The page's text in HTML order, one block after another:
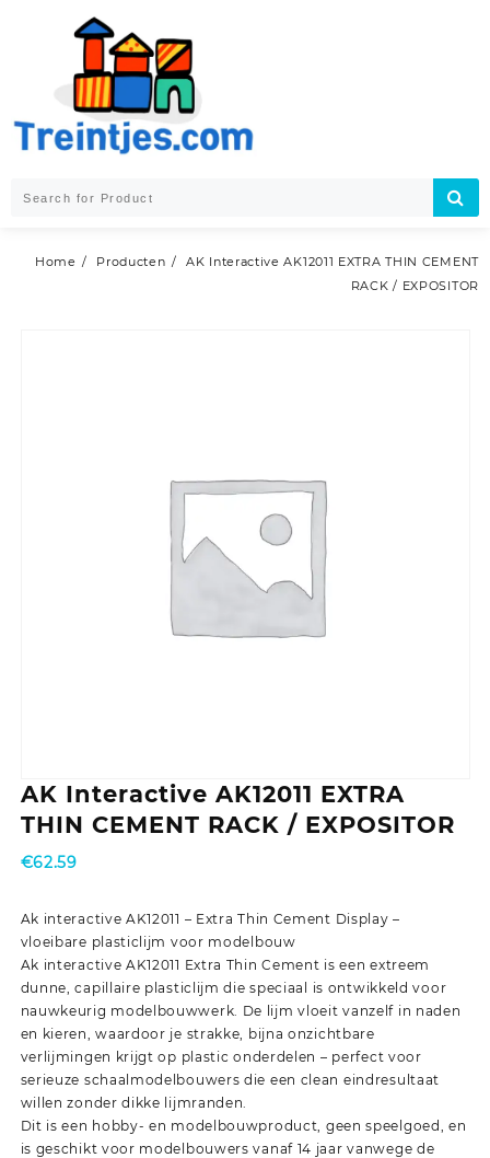
Home Producten
AK Interactive AK12011 EXTRA THIN CEMENT
RACK / EXPOSITOR
AK Interactive AK12011 EXTRA
THIN CEMENT RACK / EXPOSITOR
€62.59
Ak interactive AK12011 – Extra Thin Cement Display –
vloeibare plasticlijm voor modelbouw
Ak interactive AK12011 Extra Thin Cement is een extreem
dunne, capillaire plasticlijm die speciaal is ontwikkeld voor
nauwkeurig modelbouwwerk. De lijm vloeit vanzelf in naden
en kieren, waardoor je strakke, bijna onzichtbare
verlijmingen krijgt op plastic onderdelen – perfect voor
serieuze schaalmodelbouwers die een clean eindresultaat
willen zonder dikke lijmranden.
Dit is een hobby- en modelbouwproduct, geen speelgoed, en
is geschikt voor modelbouwers vanaf 14 jaar vanwege de